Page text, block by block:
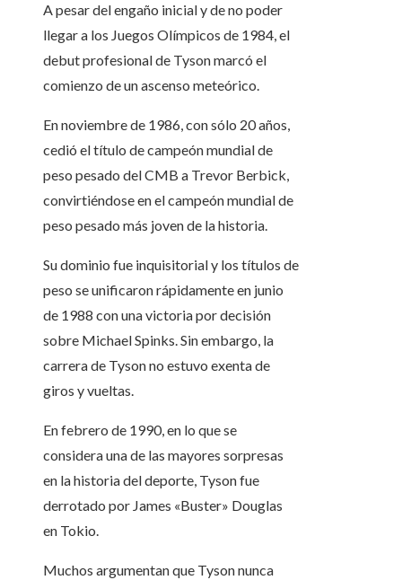
A pesar del engaño inicial y de no poder
llegar a los Juegos Olímpicos de 1984, el
debut profesional de Tyson marcó el
comienzo de un ascenso meteórico.
En noviembre de 1986, con sólo 20 años,
cedió el título de campeón mundial de
peso pesado del CMB a Trevor Berbick,
convirtiéndose en el campeón mundial de
peso pesado más joven de la historia.
Su dominio fue inquisitorial y los títulos de
peso se unificaron rápidamente en junio
de 1988 con una victoria por decisión
sobre Michael Spinks. Sin embargo, la
carrera de Tyson no estuvo exenta de
giros y vueltas.
En febrero de 1990, en lo que se
considera una de las mayores sorpresas
en la historia del deporte, Tyson fue
derrotado por James «Buster» Douglas
en Tokio.
Muchos argumentan que Tyson nunca